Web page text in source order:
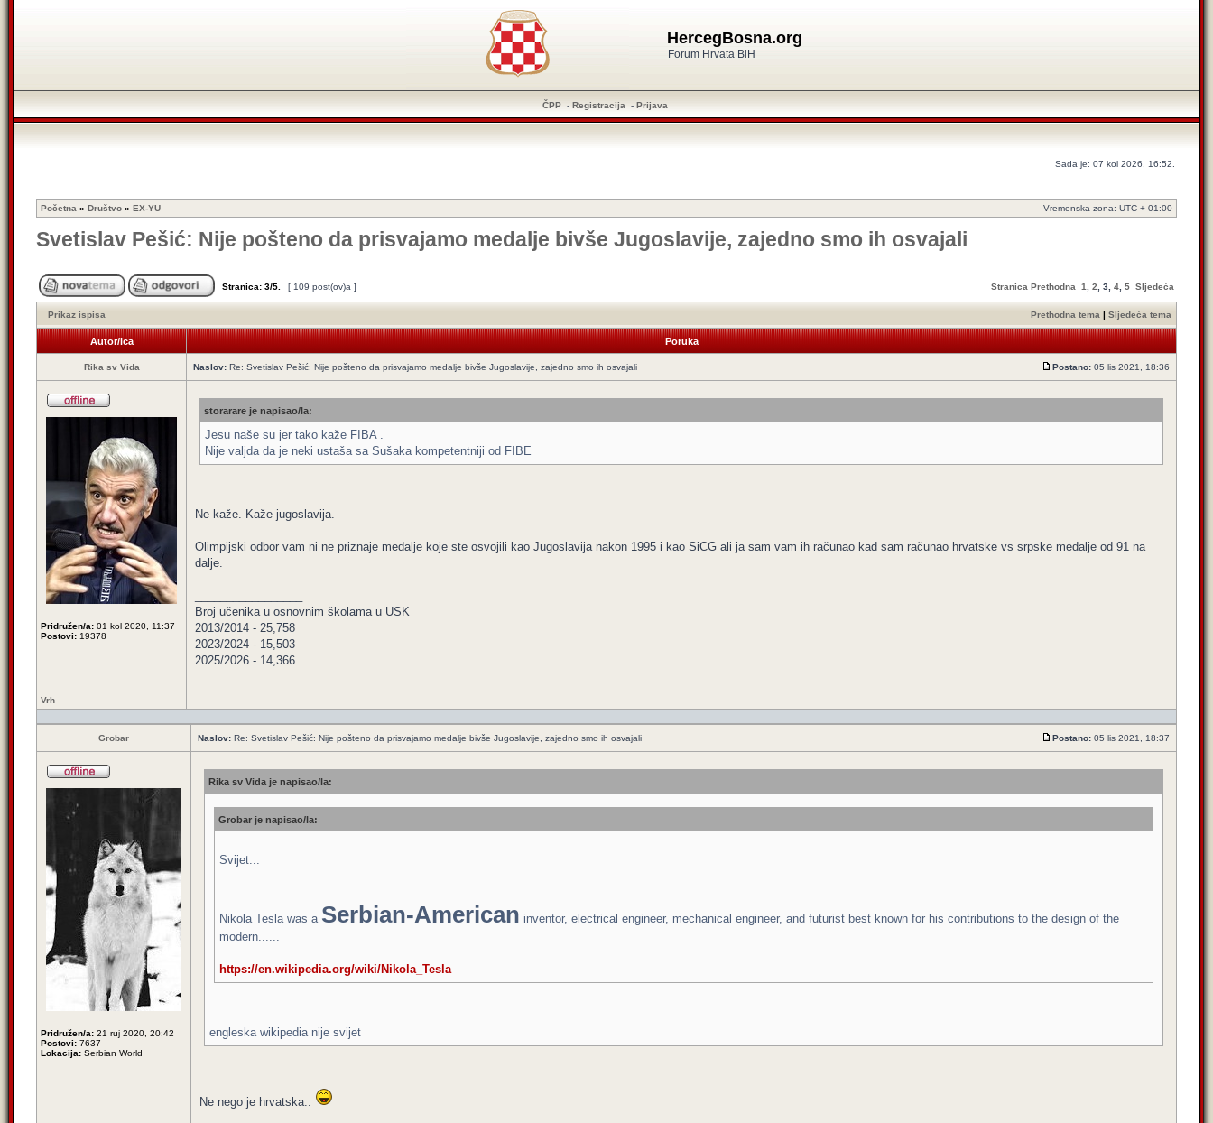
HercegBosna.org
Forum Hrvata BiH
ČPP - Registracija - Prijava
Sada je: 07 kol 2026, 16:52.
Početna » Društvo » EX-YU Vremenska zona: UTC + 01:00
Svetislav Pešić: Nije pošteno da prisvajamo medalje bivše Jugoslavije, zajedno smo ih osvajali
Stranica: 3/5 [ 109 post(ov)a ] Stranica Prethodna 1 2 3 4 5 Sljedeća
Prikaz ispisa Prethodna tema | Sljedeća tema
Autor/ica Poruka
Rika sv Vida Naslov: Re: Svetislav Pešić: Nije pošteno da prisvajamo medalje bivše Jugoslavije, zajedno smo ih osvajali Postano: 05 lis 2021, 18:36
Pridružen/a: 01 kol 2020, 11:37
Postovi: 19378
storarare je napisao/la:
Jesu naše su jer tako kaže FIBA .
Nije valjda da je neki ustaša sa Sušaka kompetentniji od FIBE
Ne kaže. Kaže jugoslavija.
Olimpijski odbor vam ni ne priznaje medalje koje ste osvojili kao Jugoslavija nakon 1995 i kao SiCG ali ja sam vam ih računao kad sam računao hrvatske vs srpske medalje od 91 na
dalje.
Broj učenika u osnovnim školama u USK
2013/2014 - 25,758
2023/2024 - 15,503
2025/2026 - 14,366
Vrh
Grobar Naslov: Re: Svetislav Pešić: Nije pošteno da prisvajamo medalje bivše Jugoslavije, zajedno smo ih osvajali Postano: 05 lis 2021, 18:37
Pridružen/a: 21 ruj 2020, 20:42
Postovi: 7637
Lokacija: Serbian World
Rika sv Vida je napisao/la:
Grobar je napisao/la:
Svijet...
Nikola Tesla was a Serbian-American inventor, electrical engineer, mechanical engineer, and futurist best known for his contributions to the design of the
modern......
https://en.wikipedia.org/wiki/Nikola_Tesla
engleska wikipedia nije svijet
Ne nego je hrvatska..